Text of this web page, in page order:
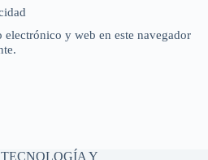
y web en este navegador
Y